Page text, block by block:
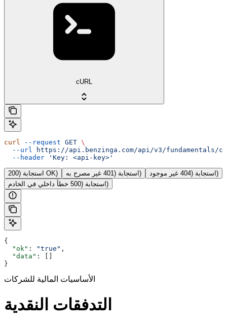
cURL
curl --request GET \
  --url
https://api.benzinga.com/api/v3/fundamentals/
  --header
'Key: <api-key>'
استجابة (200 OK) استجابة (401 غير مصرح به)
استجابة (404 غير موجود)
استجابة (500 خطأ داخلي في الخادم)
{
  "ok"
: "true" ,
  "data"
: []
}
الأساسيات المالية للشركات
التدفقات النقدية